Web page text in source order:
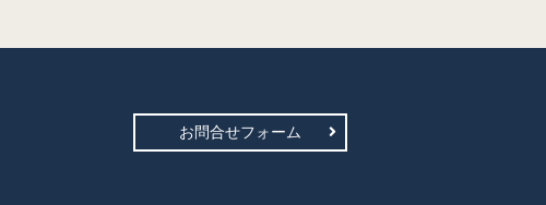
お問合せフォーム